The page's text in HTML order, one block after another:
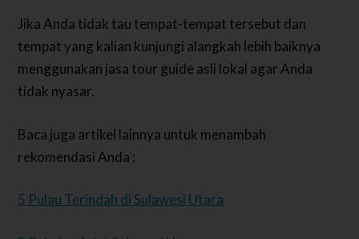
Jika Anda tidak tau tempat-tempat tersebut dan
tempat yang kalian kunjungi alangkah lebih baiknya
menggunakan jasa tour guide asli lokal agar Anda
tidak nyasar.
Baca juga artikel lainnya untuk menambah
rekomendasi Anda :
5 Pulau Terindah di Sulawesi Utara